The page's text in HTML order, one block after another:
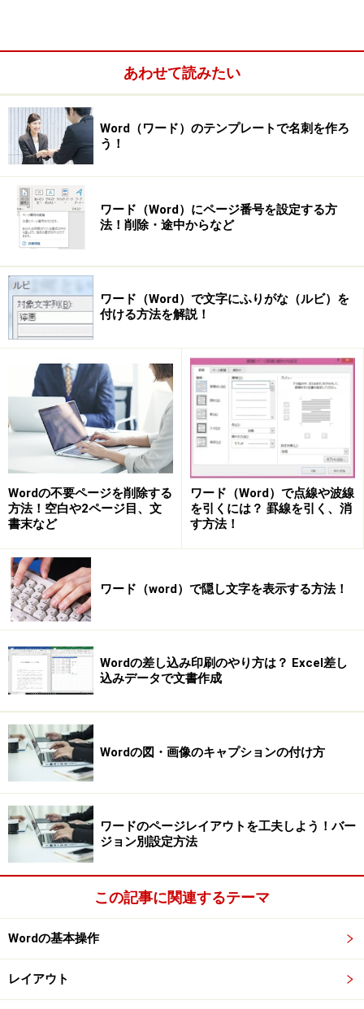
Word 2007/2010/2013では、［ページレイアウト］タブの
［ページ設定］で設定します。右下のボタンをクリックして
［ページ設定］ダイアログボックスも表示できます
●Word 2016の場合
Word 2016では、［レイアウト］タブの［ページ設定］
グループに、ページ設定を変更するボタンが集められて
います。また、右下のボタンで［ページ設定］ダイアロ
グボックスを開くこともできます。
Word 2016では、［レイアウト］タブの［ページ設定］で設
定します。右下のボタンをクリックして［ページ設定］ダイ
アログボックスも表示できます
【関連記事】
ページのスタイルを設定しよう
Wordの「スタイル」は、とても重要な概念です。本
記事では、その中でも文書全体のスタイルを決める
上でとても重要な「ページのスタイル」について詳
しく解説します。
ワードの文書を段組みにしよう
文章量の多い文書や1行が長い文書は、段組みを設
定すると読みやすくなる場合があります。本記事で
は、Wordで段組みを設定する基本的な操作を紹介し
ます。
透かし文字を入れる
(2003/2007)、（2010/2013/2016）
い文字が入っている文書を見たことがあると思いま
す。この文字を「透かし文字」と呼びます。本記事
では、この「透かし文字」の作り方を紹介します。
あわせて読みたい
Word（ワード）のテンプレートで名刺を作ろ
う！
ワード（Word）にページ番号を設定する方
法！削除・途中からなど
ワード（Word）で文字にふりがな（ルビ）を
付ける方法を解説！
Wordの不要ページを削除する
方法！空白や2ページ目、文
書末など
ワード（Word）で点線や波線
を引くには？ 罫線を引く、消
す方法！
ワード（word）で隠し文字を表示する方法！
Wordの差し込み印刷のやり方は？ Excel差し
込みデータで文書作成
Wordの図・画像のキャプションの付け方
ワードのページレイアウトを工夫しよう！バー
ジョン別設定方法
この記事に関連するテーマ
Wordの基本操作
レイアウト